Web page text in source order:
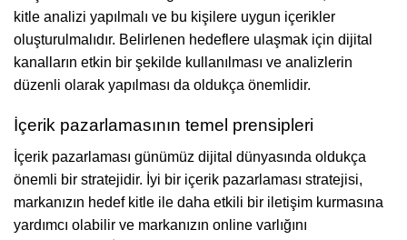
kitle analizi yapılmalı ve bu kişilere uygun içerikler
oluşturulmalıdır. Belirlenen hedeflere ulaşmak için dijital
kanalların etkin bir şekilde kullanılması ve analizlerin
düzenli olarak yapılması da oldukça önemlidir.
İçerik pazarlamasının temel prensipleri
İçerik pazarlaması günümüz dijital dünyasında oldukça
önemli bir stratejidir. İyi bir içerik pazarlaması stratejisi,
markanızın hedef kitle ile daha etkili bir iletişim kurmasına
yardımcı olabilir ve markanızın online varlığını